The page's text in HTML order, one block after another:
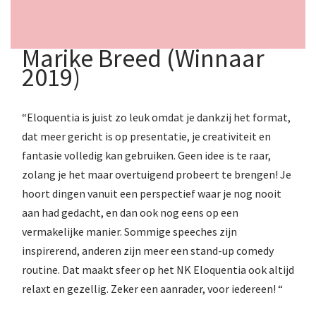
Marike Breed (Winnaar
2019)
“Eloquentia is juist zo leuk omdat je dankzij het format,
dat meer gericht is op presentatie, je creativiteit en
fantasie volledig kan gebruiken. Geen idee is te raar,
zolang je het maar overtuigend probeert te brengen! Je
hoort dingen vanuit een perspectief waar je nog nooit
aan had gedacht, en dan ook nog eens op een
vermakelijke manier. Sommige speeches zijn
inspirerend, anderen zijn meer een stand-up comedy
routine. Dat maakt sfeer op het NK Eloquentia ook altijd
relaxt en gezellig. Zeker een aanrader, voor iedereen! “